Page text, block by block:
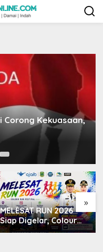
Corong Kekuasaan,
»
MELESAT RUN 2026
Siap Digelar, Colour
Run 5,28 Km Jadi Ajang